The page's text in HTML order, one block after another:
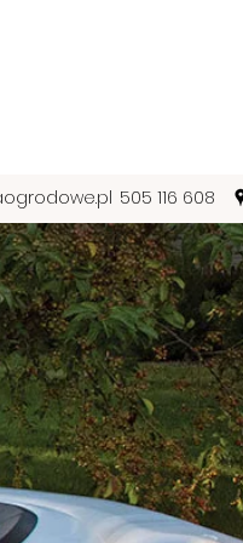
505 116 608